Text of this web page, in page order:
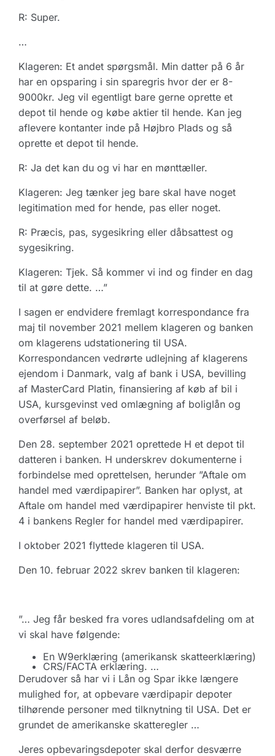
R: Super.
…
Klageren: Et andet spørgsmål. Min datter på 6 år
har en opsparing i sin sparegris hvor der er 8-
9000kr. Jeg vil egentligt bare gerne oprette et
depot til hende og købe aktier til hende. Kan jeg
aflevere kontanter inde på Højbro Plads og så
oprette et depot til hende.
R: Ja det kan du og vi har en mønttæller.
Klageren: Jeg tænker jeg bare skal have noget
legitimation med for hende, pas eller noget.
R: Præcis, pas, sygesikring eller dåbsattest og
sygesikring.
Klageren: Tjek. Så kommer vi ind og finder en dag
til at gøre dette. …”
I sagen er endvidere fremlagt korrespondance fra
maj til november 2021 mellem klageren og banken
om klagerens udstationering til USA.
Korrespondancen vedrørte udlejning af klagerens
ejendom i Danmark, valg af bank i USA, bevilling
af MasterCard Platin, finansiering af køb af bil i
USA, kursgevinst ved omlægning af boliglån og
overførsel af beløb.
Den 28. september 2021 oprettede H et depot til
datteren i banken. H underskrev dokumenterne i
forbindelse med oprettelsen, herunder ”Aftale om
handel med værdipapirer”. Banken har oplyst, at
Aftale om handel med værdipapirer henviste til pkt.
4 i bankens Regler for handel med værdipapirer.
I oktober 2021 flyttede klageren til USA.
Den 10. februar 2022 skrev banken til klageren:
”… Jeg får besked fra vores udlandsafdeling om at
vi skal have følgende:
En W9erklæring (amerikansk skatteerklæring)
CRS/FACTA erklæring. …
Derudover så har vi i Lån og Spar ikke længere
mulighed for, at opbevare værdipapir depoter
tilhørende personer med tilknytning til USA. Det er
grundet de amerikanske skatteregler …
Jeres opbevaringsdepoter skal derfor desværre